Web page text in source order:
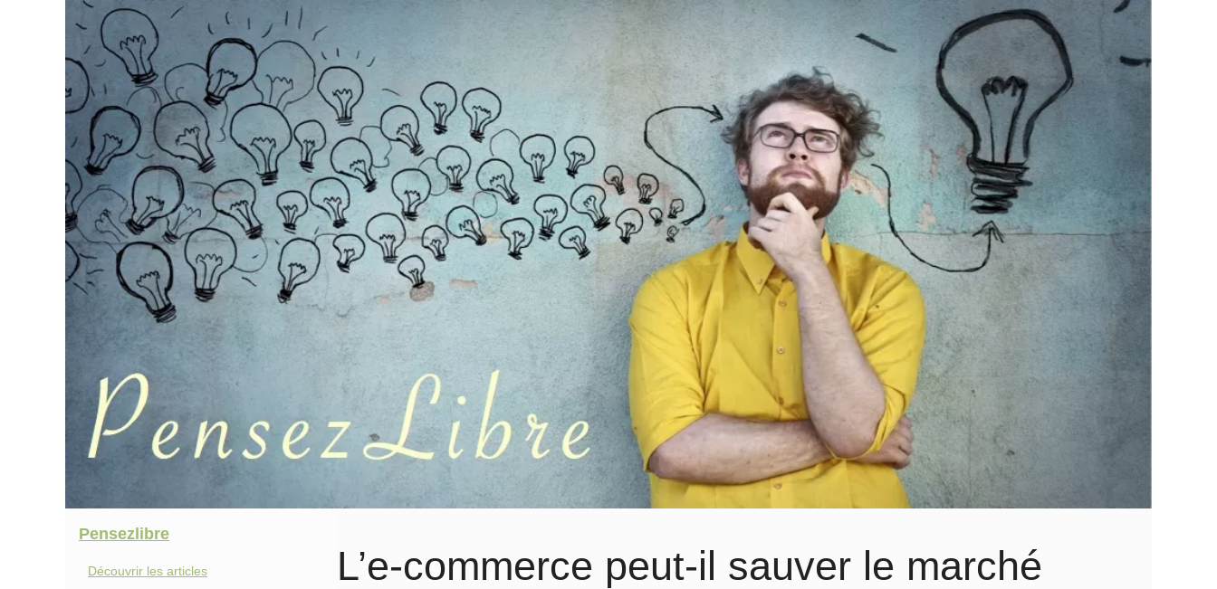
L’e-commerce peut-il sauver le marché
Pensezlibre
Découvrir les articles